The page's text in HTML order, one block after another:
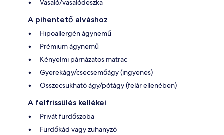
Vasaló/vasalódeszka
A pihentető alváshoz
Hipoallergén ágynemű
Prémium ágynemű
Kényelmi párnázatos matrac
Gyerekágy/csecsemőágy (ingyenes)
Összecsukható ágy/pótágy (felár ellenében)
A felfrissülés kellékei
Privát fürdőszoba
Fürdőkád vagy zuhanyzó